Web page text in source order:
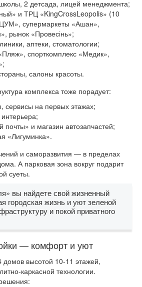
2 детсада, лицей менеджмента;
и ТРЦ «KingCrossLeopolis» (10
супермаркеты «Ашан»,
рынок «Провесінь»;
аптеки, стоматологии;
спорткомплекс «Медик»,
салоны красоты.
комплекса тоже порадует:
сервисы на первых этажах;
и магазин автозапчастей;
«Лигуминка».
и саморазвития — в пределах
А парковая зона вокруг подарит
суеты.
вы найдете свой жизненный
городская жизнь и уют зеленой
и покой приватного
— комфорт и уют
домов высотой 10-11 этажей,
каркасной технологии.